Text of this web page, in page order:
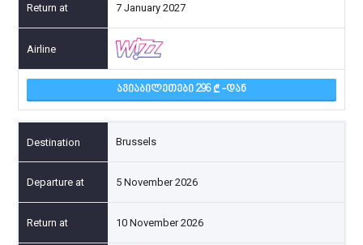
7 January 2027
ᲐᲕᲘᲐᲑᲘᲚᲔᲗᲔᲑᲘ 296 -ᲓᲐᲜ
Brussels
5 November 2026
10 November 2026